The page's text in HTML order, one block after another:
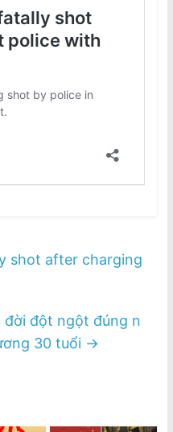
shot after charging
đời đột ngột đúng n
30 tuổi →